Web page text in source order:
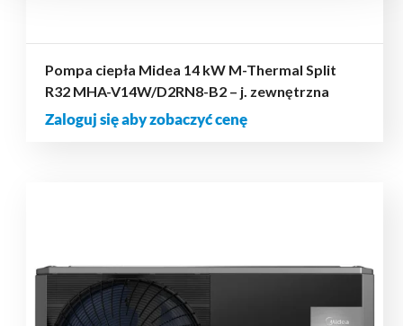
Pompa ciepła Midea 14 kW M-Thermal Split
R32 MHA-V14W/D2RN8-B2 – j. zewnętrzna
Zaloguj się aby zobaczyć cenę